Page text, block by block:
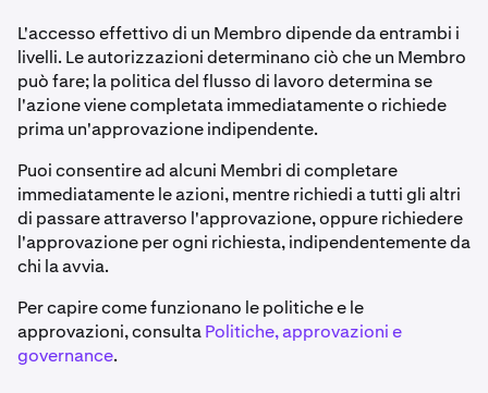
L'accesso effettivo di un Membro dipende da entrambi i
livelli. Le autorizzazioni determinano ciò che un Membro
può fare; la politica del flusso di lavoro determina se
l'azione viene completata immediatamente o richiede
prima un'approvazione indipendente.
Puoi consentire ad alcuni Membri di completare
immediatamente le azioni, mentre richiedi a tutti gli altri
di passare attraverso l'approvazione, oppure richiedere
l'approvazione per ogni richiesta, indipendentemente da
chi la avvia.
Per capire come funzionano le politiche e le
approvazioni, consultaPolitiche, approvazioni e
governance.